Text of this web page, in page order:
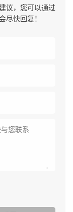
议，您可以通过
尽快回复！